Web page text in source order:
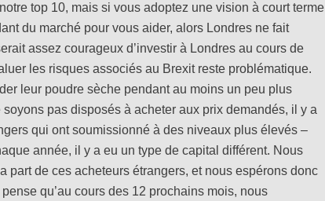
top 10, mais si vous adoptez une vision à court terme
du marché pour vous aider, alors Londres ne fait
assez courageux d’investir à Londres au cours de
les risques associés au Brexit reste problématique.
leur poudre sèche pendant au moins un peu plus
pas disposés à acheter aux prix demandés, il y a
qui ont soumissionné à des niveaux plus élevés –
année, il y a eu un type de capital différent. Nous
part de ces acheteurs étrangers, et nous espérons donc
qu’au cours des 12 prochains mois, nous